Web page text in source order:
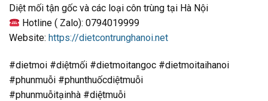
Diệt mối tận gốc và các loại côn trùng tại Hà Nội
Hotline ( Zalo): 0794019999
Website: https://dietcontrunghanoi.net
#dietmoi #diệtmối #dietmoitangoc #dietmoitaihanoi
#phunmuỗi #phunthuốcdiệtmuỗi
#phunmuỗitạinhà #diệtmuỗi